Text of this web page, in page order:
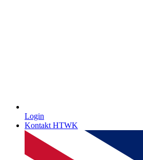
Login
Kontakt HTWK